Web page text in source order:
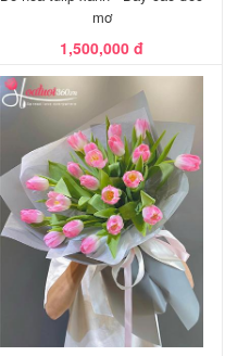
mơ
1,500,000 đ